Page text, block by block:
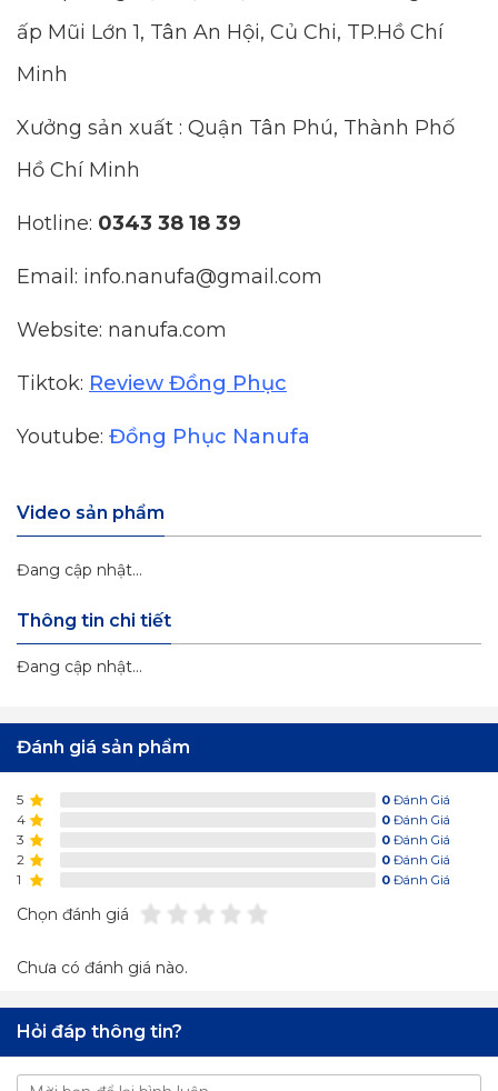
ấp Mũi Lớn 1, Tân An Hội, Củ Chi, TP.Hồ Chí
Minh
Xưởng sản xuất : Quận Tân Phú, Thành Phố
Hồ Chí Minh
Hotline: 0343 38 18 39
Email: info.nanufa@gmail.com
Website: nanufa.com
Tiktok: Review Đồng Phục
Youtube: Đồng Phục Nanufa
Video sản phẩm
Đang cập nhật...
Thông tin chi tiết
Đang cập nhật...
Đánh giá sản phẩm
5 0 Đánh Giá
4 0 Đánh Giá
3 0 Đánh Giá
2 0 Đánh Giá
1 0 Đánh Giá
Chọn đánh giá
Chưa có đánh giá nào.
Hỏi đáp thông tin?